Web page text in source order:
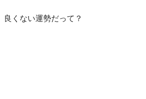
良くない運勢だって？